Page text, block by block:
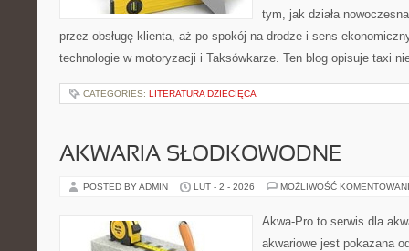
tym, jak działa
przez obsługę klienta, aż po spokój na drodze i sens
technologie w motoryzacji i Taksówkarze. Ten blog opisuje taxi
CATEGORIES: LITERATURA DZIECIĘCA
AKWARIA SŁODKOWODNE
POSTED BY ADMIN LUT - 2 - 2026 MOŻLIWOŚĆ
Akwa-Pro to serwis dla
akwariowe jest pokazana